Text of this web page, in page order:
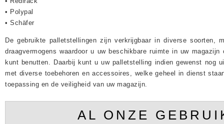
• Polypal
• Schäfer
De gebruikte palletstellingen zijn verkrijgbaar in diverse soorten,
draagvermogens waardoor u uw beschikbare ruimte in uw magazijn
kunt benutten. Daarbij kunt u uw palletstelling indien gewenst nog
met diverse toebehoren en accessoires, welke geheel in dienst
toepassing en de veiligheid van uw magazijn.
AL ONZE